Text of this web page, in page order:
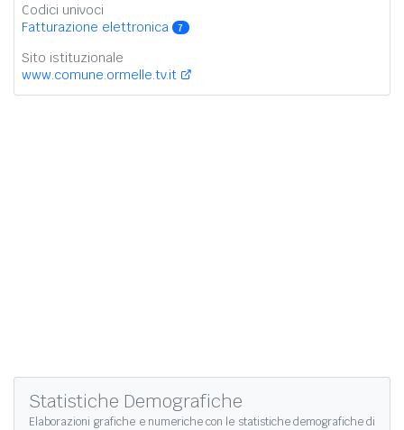
Codici univoci
Fatturazione elettronica
7
Sito istituzionale
www.comune.ormelle.tv.it
Statistiche Demografiche
Elaborazioni grafiche e numeriche con le statistiche demografiche di